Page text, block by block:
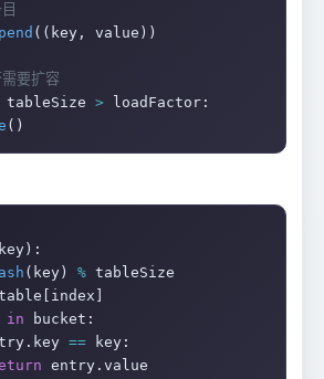
((key, value))
要扩容
> loadFactor:
()
(key) % tableSize
in bucket:
== key:
entry.value